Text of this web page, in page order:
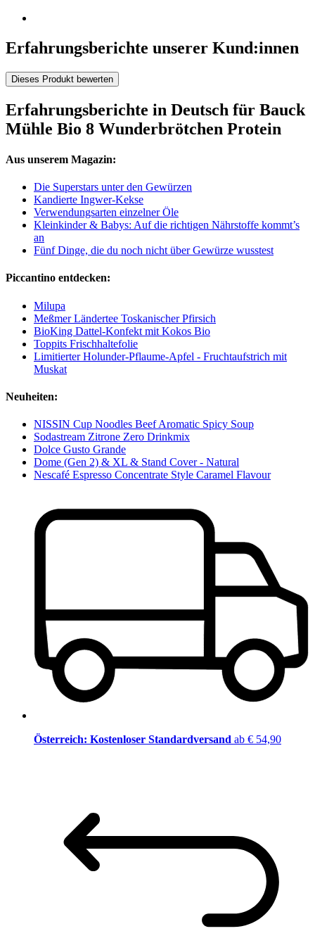
Erfahrungsberichte unserer Kund:innen
Dieses Produkt bewerten
Erfahrungsberichte in Deutsch für Bauck
Mühle Bio 8 Wunderbrötchen Protein
Aus unserem Magazin:
Die Superstars unter den Gewürzen
Kandierte Ingwer-Kekse
Verwendungsarten einzelner Öle
Kleinkinder & Babys: Auf die richtigen Nährstoffe kommt’s
an
Fünf Dinge, die du noch nicht über Gewürze wusstest
Piccantino entdecken:
Milupa
Meßmer Ländertee Toskanischer Pfirsich
BioKing Dattel-Konfekt mit Kokos Bio
Toppits Frischhaltefolie
Limitierter Holunder-Pflaume-Apfel - Fruchtaufstrich mit
Muskat
Neuheiten:
NISSIN Cup Noodles Beef Aromatic Spicy Soup
Sodastream Zitrone Zero Drinkmix
Dolce Gusto Grande
Dome (Gen 2) & XL & Stand Cover - Natural
Nescafé Espresso Concentrate Style Caramel Flavour
Österreich: Kostenloser Standardversand ab € 54,90